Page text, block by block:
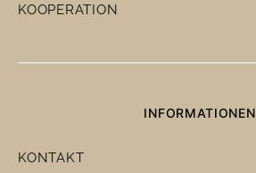
KOOPERATION
INFORMATIONEN
KONTAKT